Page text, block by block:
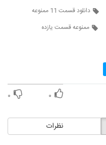
دانلود قسمت 11 ممنوعه
ممنوعه قسمت یازده
۰ ۰
نظرات